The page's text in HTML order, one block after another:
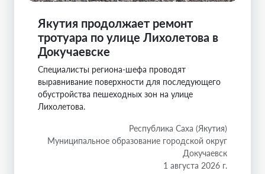
Якутия продолжает ремонт
тротуара по улице Лихолетова в
Докучаевске
Специалисты региона-шефа проводят
выравнивание поверхности для последующего
обустройства пешеходных зон на улице
Лихолетова.
Республика Саха (Якутия)
Муниципальное образование городской округ
Докучаевск
1 августа 2026 г.